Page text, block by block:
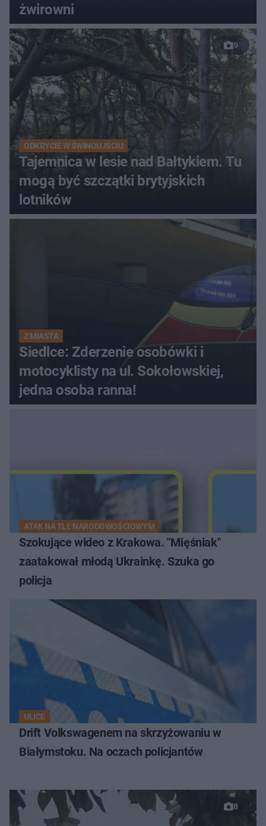
żwirowni
9
ODKRYCIE W ŚWINOUJŚCIU
Tajemnica w lesie nad Bałtykiem. Tu
mogą być szczątki brytyjskich
lotników
Z MIASTA
Siedlce: Zderzenie osobówki i
motocyklisty na ul. Sokołowskiej,
jedna osoba ranna!
ATAK NA TLE NARODOWOŚCIOWYM
Szokujące wideo z Krakowa. "Mięśniak"
zaatakował młodą Ukrainkę. Szuka go
policja
ULICE
Drift Volkswagenem na skrzyżowaniu w
Białymstoku. Na oczach policjantów
8